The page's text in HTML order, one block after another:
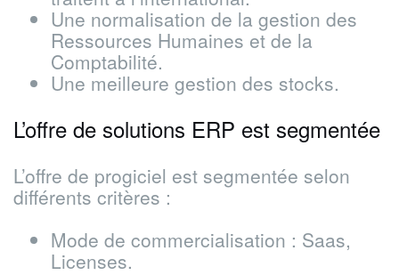
Une normalisation de la gestion des
Ressources Humaines et de la
Comptabilité.
Une meilleure gestion des stocks.
L’offre de solutions ERP est segmentée
L’offre de progiciel est segmentée selon
différents critères :
Mode de commercialisation : Saas,
Licenses.